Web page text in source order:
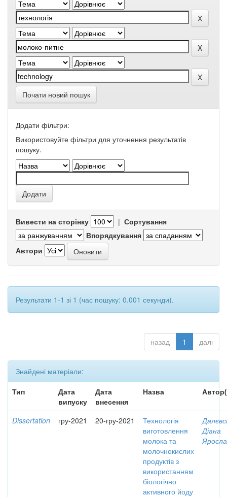
Почати новий пошук
Додати фільтри:
Використовуйте фільтри для уточнення результатів
пошуку.
Вивести на сторінку | Сортування
Впорядкування
Автори
Результати 1-1 зі 1 (час пошуку: 0.001 секунди).
назад 1 далі
Знайдені матеріали:
Тип
Дата
випуску
Дата
внесення
Назва
Dissertation гру-2021 20-гру-2021
Технологія
виготовлення
молока та
молочнокислих
продуктів з
використанням
біологічно
активного йоду
Діана